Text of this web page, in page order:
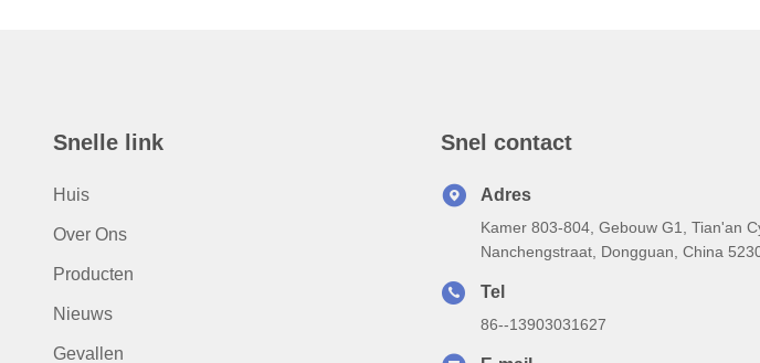
Snelle link
Huis
Over Ons
Producten
Nieuws
Gevallen
Snel contact
Adres
Kamer 803-804, Gebouw G1, Tian'an
Nanchengstraat, Dongguan, China
Tel
86--13903031627